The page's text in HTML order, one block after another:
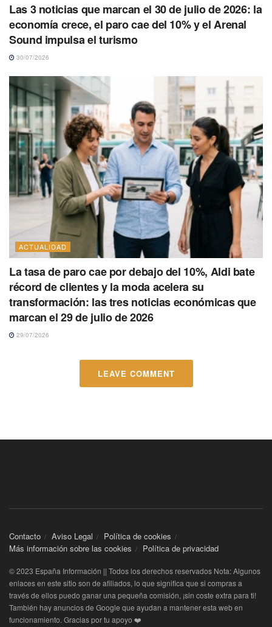
Las 3 noticias que marcan el 30 de julio de 2026: la
economía crece, el paro cae del 10% y el Arenal
Sound impulsa el turismo
30/07/2026
ACTUALIDAD
La tasa de paro cae por debajo del 10%, Aldi bate
récord de clientes y la moda acelera su
transformación: las tres noticias económicas que
marcan el 29 de julio de 2026
29/07/2026
LEAVE COMMENT
Contacto Aviso Legal
Política de cookies
Más información sobre las cookies
Política de privacidad
© 2023 España Información || Todos los derechos reservados Nota: Algunos
enlaces en este sitio son de afiliados, lo que significa que si compras a
través de ellos puedo ganar una pequeña comisión, ¡sin coste extra para ti!
También hay anuncios de Google que ayudan a mantener esta web en
funcionamiento. Gracias por tu apoyo ❤️